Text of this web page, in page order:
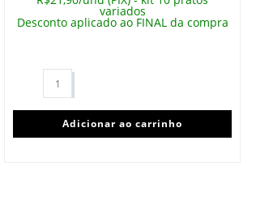
variados
Desconto aplicado ao FINAL da compra
Adicionar ao carrinho